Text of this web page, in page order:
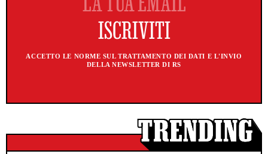
ACCETTO LE NORME SUL TRATTAMENTO DEI DATI E L'INVIO
DELLA NEWSLETTER DI RS